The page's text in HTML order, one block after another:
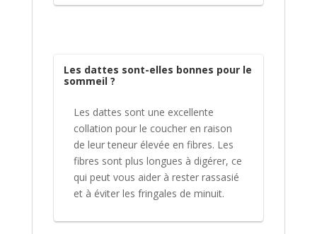
Les dattes sont-elles bonnes pour le
sommeil ?
Les dattes sont une excellente
collation pour le coucher en raison
de leur teneur élevée en fibres. Les
fibres sont plus longues à digérer, ce
qui peut vous aider à rester rassasié
et à éviter les fringales de minuit.